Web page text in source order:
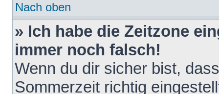
Nach oben
» Ich habe die Zeitzone
immer noch falsch!
Wenn du dir sicher bist,
Sommerzeit richtig